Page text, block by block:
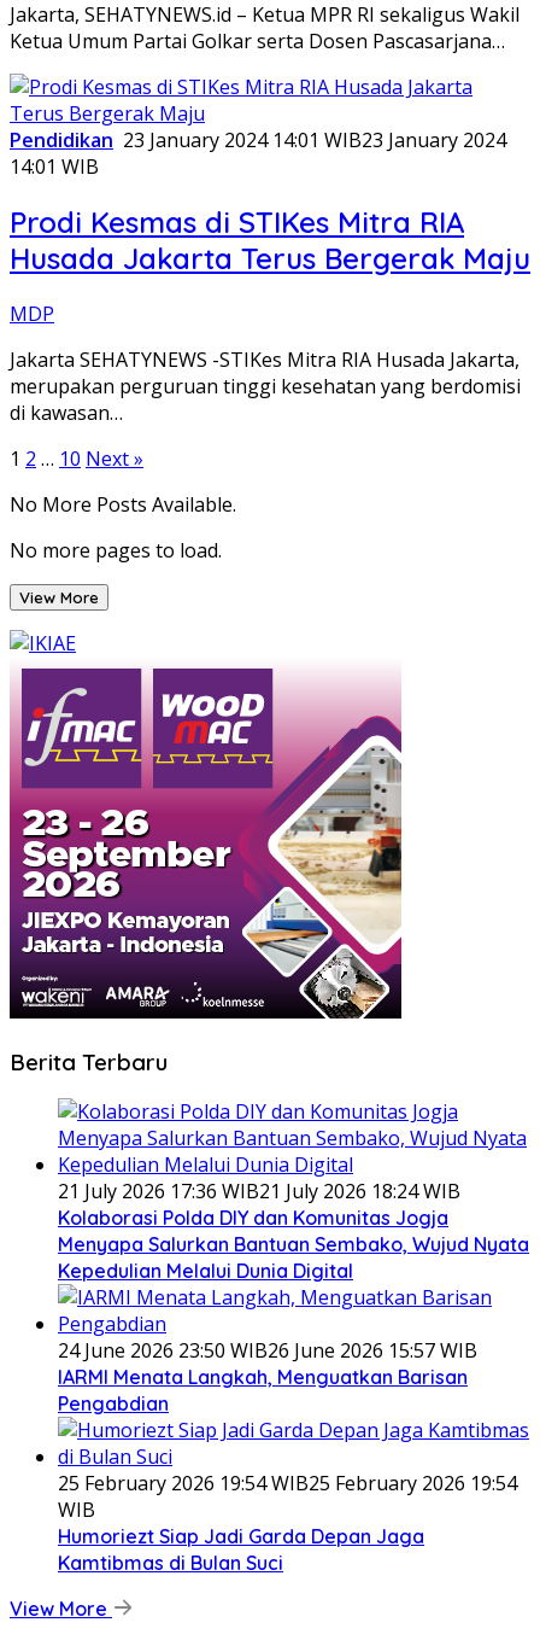
Jakarta, SEHATYNEWS.id – Ketua MPR RI sekaligus Wakil
Ketua Umum Partai Golkar serta Dosen Pascasarjana…
Pendidikan 23 January 2024 14:01 WIB23 January 2024
14:01 WIB
Prodi Kesmas di STIKes Mitra RIA
Husada Jakarta Terus Bergerak Maju
MDP
Jakarta SEHATYNEWS -STIKes Mitra RIA Husada Jakarta,
merupakan perguruan tinggi kesehatan yang berdomisi
di kawasan…
Posts
pagination
1 2 … 10 Next »
No More Posts Available.
No more pages to load.
View More
Berita Terbaru
21 July 2026 17:36 WIB21 July 2026 18:24 WIB
Kolaborasi Polda DIY dan Komunitas Jogja
Menyapa Salurkan Bantuan Sembako, Wujud Nyata
Kepedulian Melalui Dunia Digital
24 June 2026 23:50 WIB26 June 2026 15:57 WIB
IARMI Menata Langkah, Menguatkan Barisan
Pengabdian
25 February 2026 19:54 WIB25 February 2026 19:54
WIB
Humoriezt Siap Jadi Garda Depan Jaga
Kamtibmas di Bulan Suci
View More